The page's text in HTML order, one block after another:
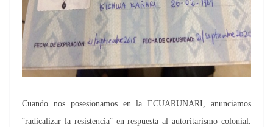
Cuando nos posesionamos en la ECUARUNARI, anunciamos
¨radicalizar la resistencia¨ en respuesta al autoritarismo colonial.